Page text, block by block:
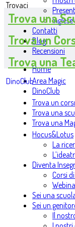
Contatti
Blog
Recensioni
Home
Area Magic
DinoClub
Trova un
Trova una
Trova una
Hocus&Lotus
La
Diventa
Corsi
Sei una
Sei un
Il
Trovaci
Trova una
Trova un
Trova una
DinoClub